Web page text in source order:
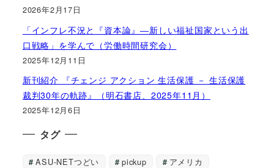
2026年2月17日
「インフレ不況と『資本論』―新しい福祉国家という出
口戦略」を学んで（労働時間研究会）
2025年12月11日
新刊紹介 『チェンジ アクション 生活保護 － 生活保護
裁判30年の軌跡』（明石書店、2025年11月）
2025年12月6日
タグ
ASU-NETつどい pickup
アメリカ